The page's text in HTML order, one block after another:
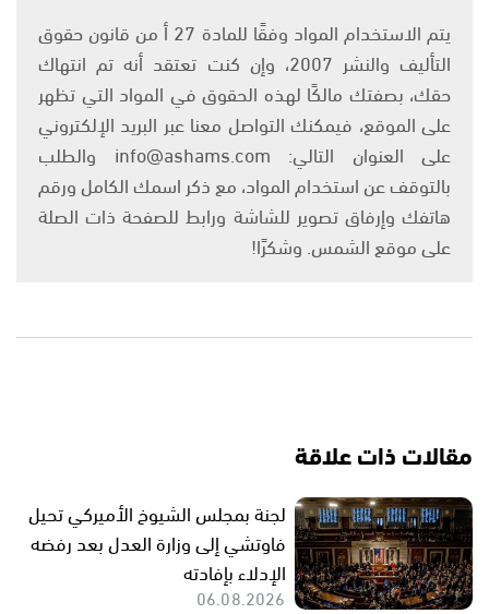
يتم الاستخدام المواد وفقًا للمادة 27 أ من قانون حقوق
التأليف والنشر 2007، وإن كنت تعتقد أنه تم انتهاك
حقك، بصفتك مالكًا لهذه الحقوق في المواد التي تظهر
على الموقع، فيمكنك التواصل معنا عبر البريد الإلكتروني
على العنوان التالي: info@ashams.com والطلب
بالتوقف عن استخدام المواد، مع ذكر اسمك الكامل ورقم
هاتفك وإرفاق تصوير للشاشة ورابط للصفحة ذات الصلة
على موقع الشمس. وشكرًا!
مقالات ذات علاقة
لجنة بمجلس الشيوخ الأميركي تحيل
فاوتشي إلى وزارة العدل بعد رفضه
الإدلاء بإفادته
06.08.2026